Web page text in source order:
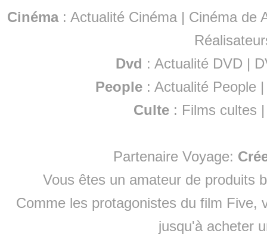
Cinéma: Actualité Cinéma | Cinéma de
Dvd : Actualité DVD |
People :Actualité People
Culte : Films cultes
Partenaire Voyage:
Vous êtes un amateur de produits
Comme les protagonistes du film Five,
jusqu'à acheter